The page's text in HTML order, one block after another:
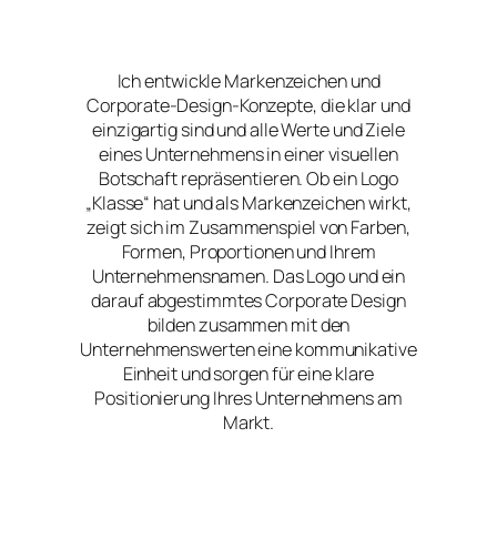
Ich entwickle Markenzeichen und
Corporate-Design-Konzepte, die klar und
einzigartig sind und alle Werte und Ziele
eines Unternehmens in einer visuellen
Botschaft repräsentieren. Ob ein Logo
„Klasse“ hat und als Markenzeichen wirkt,
zeigt sich im Zusammenspiel von Farben,
Formen, Proportionen und Ihrem
Unternehmensnamen. Das Logo und ein
darauf abgestimmtes Corporate Design
bilden zusammen mit den
Unternehmenswerten eine kommunikative
Einheit und sorgen für eine klare
Positionierung Ihres Unternehmens am
Markt.